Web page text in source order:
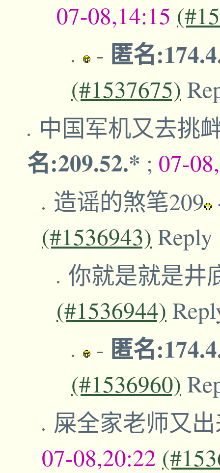
07-08,14:15
- 匿名
(#1537675)
中国军机又去挑
名:209.52.* ; 07-
造谣的煞笔209
(#1536943) Reply
你就是就是井
(#1536944)
- 匿名
(#1536960)
屎全家老师又
07-08,20:22